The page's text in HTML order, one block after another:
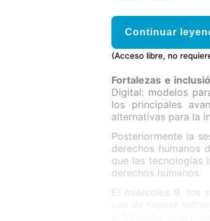
Continuar
(Acceso libre, no
Fortalezas e
Digital: modelos
los principales
alternativas para la
Posteriormente la
derechos humanos
que las tecnologías
derechos humanos.
El miércoles 9, los